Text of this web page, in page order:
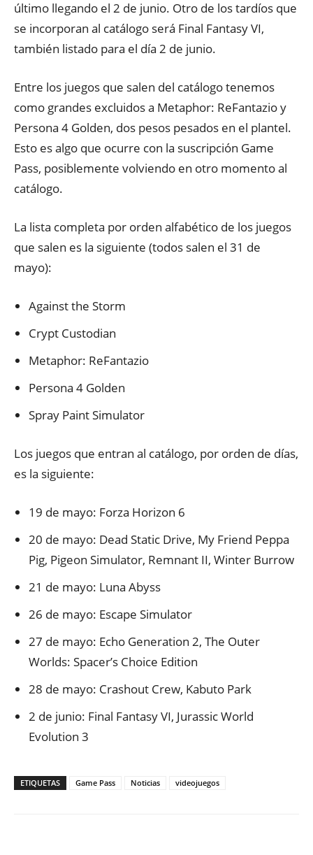
último llegando el 2 de junio. Otro de los tardíos que
se incorporan al catálogo será Final Fantasy VI,
también listado para el día 2 de junio.
Entre los juegos que salen del catálogo tenemos
como grandes excluidos a Metaphor: ReFantazio y
Persona 4 Golden, dos pesos pesados en el plantel.
Esto es algo que ocurre con la suscripción Game
Pass, posiblemente volviendo en otro momento al
catálogo.
La lista completa por orden alfabético de los juegos
que salen es la siguiente (todos salen el 31 de
mayo):
Against the Storm
Crypt Custodian
Metaphor: ReFantazio
Persona 4 Golden
Spray Paint Simulator
Los juegos que entran al catálogo, por orden de días,
es la siguiente:
19 de mayo: Forza Horizon 6
20 de mayo: Dead Static Drive, My Friend Peppa
Pig, Pigeon Simulator, Remnant II, Winter Burrow
21 de mayo: Luna Abyss
26 de mayo: Escape Simulator
27 de mayo: Echo Generation 2, The Outer
Worlds: Spacer’s Choice Edition
28 de mayo: Crashout Crew, Kabuto Park
2 de junio: Final Fantasy VI, Jurassic World
Evolution 3
ETIQUETAS Game Pass Noticias videojuegos